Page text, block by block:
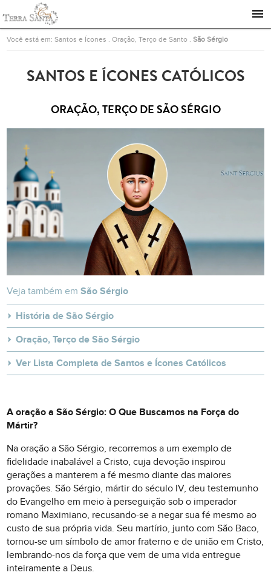
Ir para a página inicial
Você está em:Santos e Ícones .Oração, Terço de Santo .São Sérgio
SANTOS E ÍCONES CATÓLICOS
ORAÇÃO, TERÇO DE SÃO SÉRGIO
Veja também emSão Sérgio
História de São Sérgio
Oração, Terço de São Sérgio
Ver Lista Completa de Santos e Ícones Católicos
A oração a São Sérgio: O Que Buscamos na Força do
Mártir?
Na oração a São Sérgio, recorremos a um exemplo de
fidelidade inabalável a Cristo, cuja devoção inspirou
gerações a manterem a fé mesmo diante das maiores
provações. São Sérgio, mártir do século IV, deu testemunho
do Evangelho em meio à perseguição sob o imperador
romano Maximiano, recusando-se a negar sua fé mesmo ao
custo de sua própria vida. Seu martírio, junto com São Baco,
tornou-se um símbolo de amor fraterno e de união em Cristo,
lembrando-nos da força que vem de uma vida entregue
inteiramente a Deus.